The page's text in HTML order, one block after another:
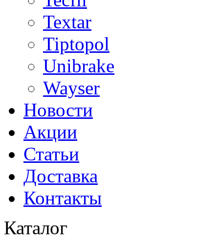
Textar
Tiptopol
Unibrake
Wayser
Новости
Акции
Статьи
Доставка
Контакты
Каталог